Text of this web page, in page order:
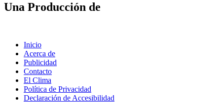
Una Producción de
Inicio
Acerca de
Publicidad
Contacto
El Clima
Política de Privacidad
Declaración de Accesibilidad